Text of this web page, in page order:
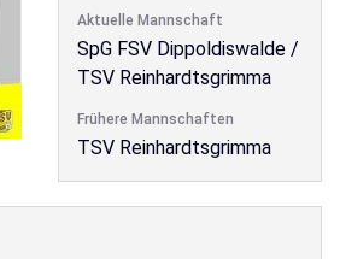
Aktuelle Mannschaft
SpG FSV Dippoldiswalde /
TSV Reinhardtsgrimma
Frühere Mannschaften
TSV Reinhardtsgrimma